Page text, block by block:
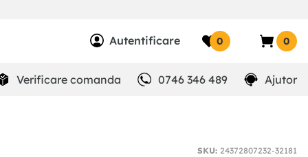
Autentificare 0 0
Verificare comanda 0746 346 489 Ajutor
SKU: 24372807232-32181